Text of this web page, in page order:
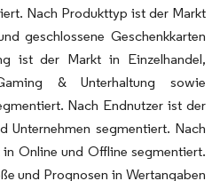
Nach Produkttyp ist der Markt
geschlossene Geschenkkarten
ist der Markt in Einzelhandel,
& Unterhaltung sowie
Nach Endnutzer ist der
Unternehmen segmentiert. Nach
Online und Offline segmentiert.
und Prognosen in Wertangaben